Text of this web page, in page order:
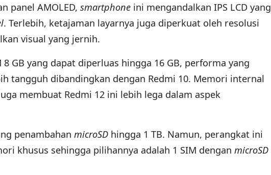
panel AMOLED, smartphone ini mengandalkan IPS LCD yang
. Terlebih, ketajaman layarnya juga diperkuat oleh resolusi
visual yang jernih.
GB yang dapat diperluas hingga 16 GB, performa yang
tangguh dibandingkan dengan Redmi 10. Memori internal
membuat Redmi 12 ini lebih lega dalam aspek
penambahan microSD hingga 1 TB. Namun, perangkat ini
khusus sehingga pilihannya adalah 1 SIM dengan microSD